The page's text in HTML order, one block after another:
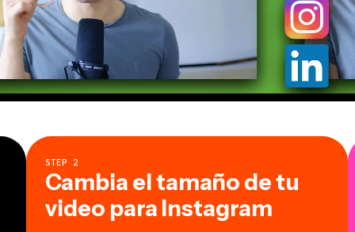
STEP 2
Cambia el tamaño de tu
video para Instagram